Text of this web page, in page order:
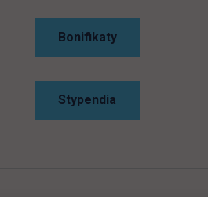
Bonifikatylink otwiera się
Stypendia